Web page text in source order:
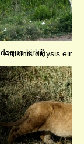
kirkii)
Afrikinis didysis einis